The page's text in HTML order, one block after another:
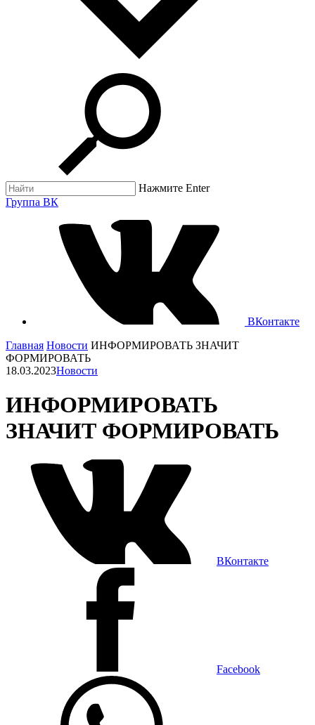
Нажмите Enter
Группа ВК
ВКонтакте
Главная Новости ИНФОРМИРОВАТЬ ЗНАЧИТ
ФОРМИРОВАТЬ
18.03.2023Новости
ИНФОРМИРОВАТЬ
ЗНАЧИТ ФОРМИРОВАТЬ
ВКонтакте
Facebook